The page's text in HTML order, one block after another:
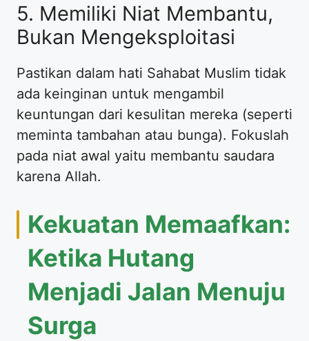
5. Memiliki Niat Membantu,
Bukan Mengeksploitasi
Pastikan dalam hati Sahabat Muslim tidak
ada keinginan untuk mengambil
keuntungan dari kesulitan mereka (seperti
meminta tambahan atau bunga). Fokuslah
pada niat awal yaitu membantu saudara
karena Allah.
Kekuatan Memaafkan:
Ketika Hutang
Menjadi Jalan Menuju
Surga